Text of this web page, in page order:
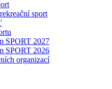
sport
SPORT 2027
SPORT 2026
organizací